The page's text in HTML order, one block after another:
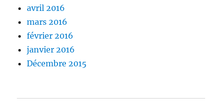
avril 2016
mars 2016
février 2016
janvier 2016
Décembre 2015